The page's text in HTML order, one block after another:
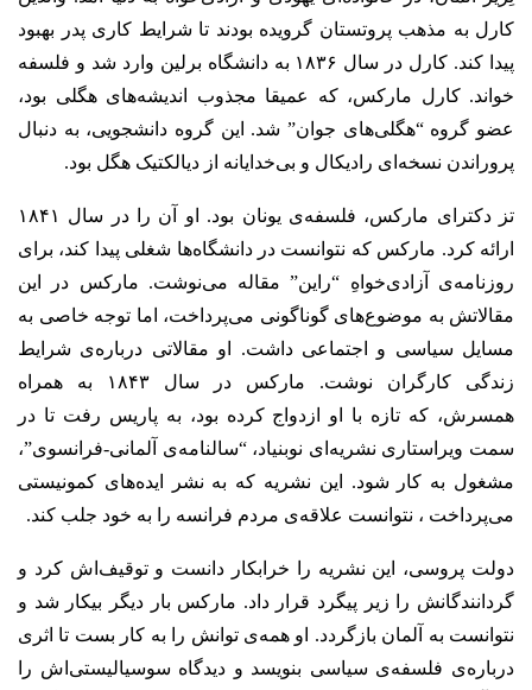
کارل به مذهب پروتستان گرویده بودند تا شرایط کاری پدر بهبود
پیدا کند. کارل در سال ۱۸۳۶ به دانشگاه برلین وارد شد و فلسفه
خواند. کارل مارکس، که عمیقا مجذوب اندیشه‌های هگلی بود،
عضو گروه “هگلی‌های جوان” شد. این گروه دانشجویی، به دنبال
پروراندن نسخه‌ای رادیکال و بی‌خدایانه از دیالکتیک هگل بود.
تز دکترای مارکس، فلسفه‌ی یونان بود. او آن را در سال ۱۸۴۱
ارائه کرد. مارکس که نتوانست در دانشگاه‌ها شغلی پیدا کند، برای
روزنامه‌ی آزادی‌خواهِ “راین” مقاله می‌نوشت. مارکس در این
مقالاتش به موضوع‌های گوناگونی می‌پرداخت، اما توجه‌ خاصی به
مسایل سیاسی و اجتماعی داشت. او مقالاتی درباره‌ی شرایط
زندگی کارگران نوشت. مارکس در سال ۱۸۴۳ به همراه
همسرش، که تازه با او ازدواج کرده بود، به پاریس رفت تا در
سمت ویراستاری نشریه‌ای نوبنیاد، “سالنامه‌ی آلمانی-فرانسوی”،
مشغول به کار شود. این نشریه که به نشر ایده‌های کمونیستی
می‌پرداخت ، نتوانست علاقه‌ی مردم فرانسه را به خود جلب کند.
دولت پروسی، این نشریه را خرابکار دانست و توقیف‌اش کرد و
گردانندگانش را زیر پیگرد قرار داد. مارکس بار دیگر بیکار شد و
نتوانست به آلمان بازگردد. او همه‌ی توانش را به کار بست تا اثری
درباره‌ی فلسفه‌ی سیاسی بنویسد و دیدگاه سوسیالیستی‌اش را